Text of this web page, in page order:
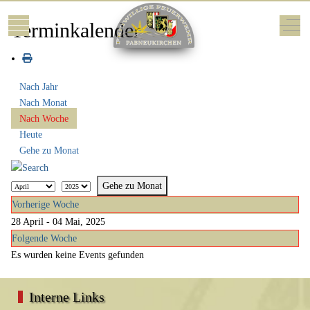
Mobile Menu Toggle Off-
Terminkalender
Nach Jahr
Nach Monat
Nach Woche
Heute
Gehe zu Monat
Gehe zu Monat
Vorherige Woche
28 April - 04 Mai, 2025
Folgende Woche
Es wurden keine Events gefunden
Interne Links